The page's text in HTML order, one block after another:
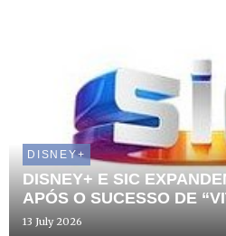
DISNEY+
DISNEY+ E SIC
APÓS O SUCESSO DE
13 July 2026